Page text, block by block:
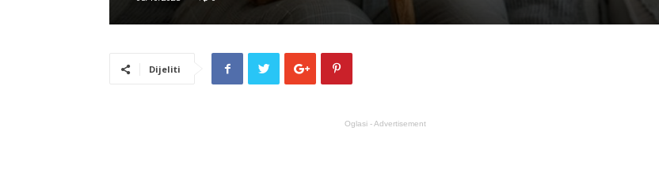
Dijeliti
Oglasi - Advertisement